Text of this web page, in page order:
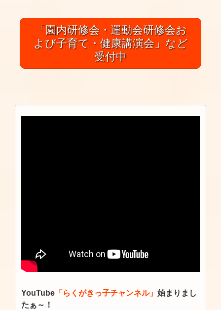
「園内研修会・運動会研修会お
よび子育て・健康講演会」など
受付中
YouTube 「らくがきっ子チャンネル」 始まりまし
たぁ～！